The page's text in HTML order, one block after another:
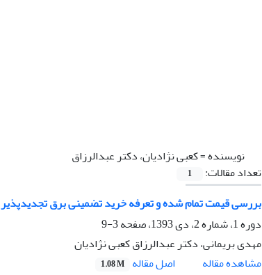
نویسنده =کعبی نژادیان، دکتر عبدالرزاق
تعداد مقالات:
1
بررسی قیمت تمام شده و تعرفه خرید تضمینی برق تجدیدپذیر
دوره 1، شماره 2، دی 1393، صفحه
3-9
مهدی بریمانی، دکتر عبدالرزاق کعبی نژادیان
مشاهده مقاله
اصل مقاله 1.08 M